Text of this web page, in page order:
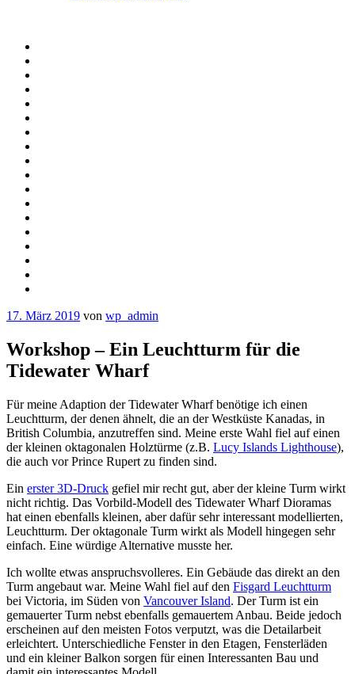
17. März 2019 von wp_admin
Workshop – Ein Leuchtturm für die
Tidewater Wharf
Für meine Adaption der Tidewater Wharf benötige ich einen
Leuchtturm, der denen ähnelt, die an der Westküste Kanadas, in
British Columbia, anzutreffen sind. Meine erste Wahl fiel auf einen
der kleinen oktagonalen Holztürme (z.B. Lucy Islands Lighthouse),
die auch vor Prince Rupert zu finden sind.
Ein erster 3D-Druck gefiel mir recht gut, aber der kleine Turm wirkt
nicht richtig. Das Vorbild-Modell des Tidewater Wharf Dioramas
hat einen ebenfalls kleinen, aber dafür sehr interessant modellierten,
Leuchtturm. Der oktagonale Turm wirkt als Modell hingegen sehr
einfach. Eine würdige Alternative musste her.
Ich wollte etwas anspruchsvolleres. Ein Gebäude das direkt an den
Turm angebaut war. Meine Wahl fiel auf den Fisgard Leuchtturm
bei Victoria, im Süden von Vancouver Island. Der Turm ist ein
gemauerter Turm nebst ebenfalls gemauertem Anbau. Beide jedoch
erscheinen auf den meisten Fotos verputzt, was die Detailarbeit
erleichtert. Unterschiedliche Fenster in den Etagen, Fensterläden
und ein kleiner Balkon sorgen für einen Interessanten Bau und